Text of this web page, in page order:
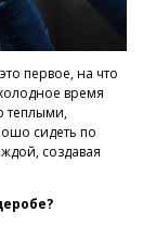
первое, на что
время
теплыми,
сидеть по
создавая